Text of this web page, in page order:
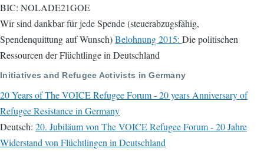
BIC: NOLADE21GOE
Wir sind dankbar für jede Spende (steuerabzugsfähig,
Spendenquittung auf Wunsch)Belohnung 2015: Die politischen
Ressourcen der Flüchtlinge in Deutschland
Initiatives and Refugee Activists in Germany
20 Years of The VOICE Refugee Forum - 20 years Anniversary of
Refugee Resistance in Germany
Deutsch: 20. Jubiläum von The VOICE Refugee Forum - 20 Jahre
Widerstand von Flüchtlingen in Deutschland